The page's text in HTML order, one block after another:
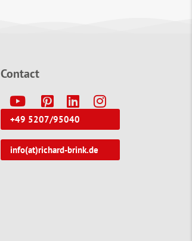
Contact
+49 5207/95040
info(at)richard-brink.de